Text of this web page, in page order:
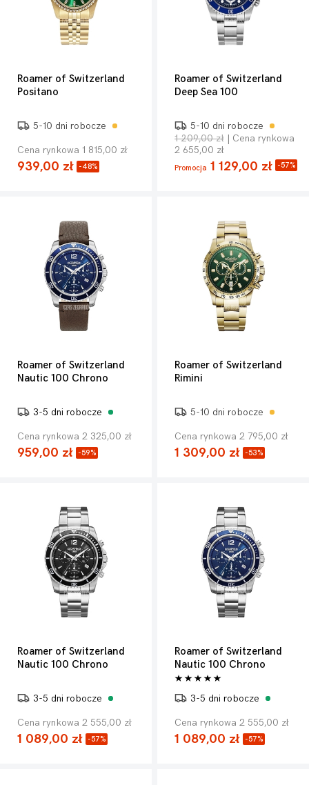
Roamer of Switzerland
Positano
5-10 dni robocze
Cena rynkowa 1 815,00 zł
939,00 zł -48%
Roamer of Switzerland
Deep Sea 100
5-10 dni robocze
1 209,00 zł | Cena rynkowa
2 655,00 zł
Promocja 1 129,00 zł -57%
Roamer of Switzerland
Nautic 100 Chrono
3-5 dni robocze
Cena rynkowa 2 325,00 zł
959,00 zł -59%
Roamer of Switzerland
Rimini
5-10 dni robocze
Cena rynkowa 2 795,00 zł
1 309,00 zł -53%
Roamer of Switzerland
Nautic 100 Chrono
3-5 dni robocze
Cena rynkowa 2 555,00 zł
1 089,00 zł -57%
Roamer of Switzerland
Nautic 100 Chrono
3-5 dni robocze
Cena rynkowa 2 555,00 zł
1 089,00 zł -57%